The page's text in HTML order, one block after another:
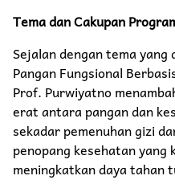
Tema dan Cakupan
Sejalan dengan tema
Pangan Fungsional
Prof. Purwiyatno
erat antara pangan dan
sekadar pemenuhan gizi
penopang kesehatan
meningkatkan daya tahan